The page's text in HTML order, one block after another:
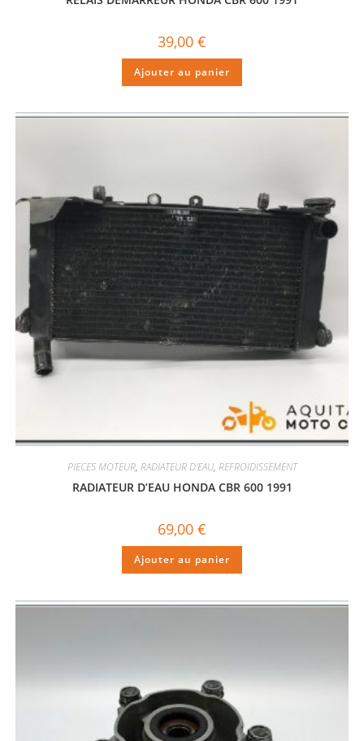
39,00 €
Ajouter au panier
PIECES MOTEUR, RADIATEUR D'EAU, REFROIDISSEMENT
RADIATEUR D’EAU HONDA CBR 600 1991
69,00 €
Ajouter au panier